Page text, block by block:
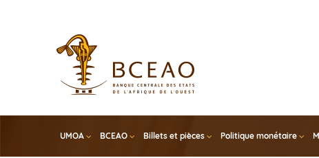
UMOA BCEAO Billets et pièces Politique monétaire